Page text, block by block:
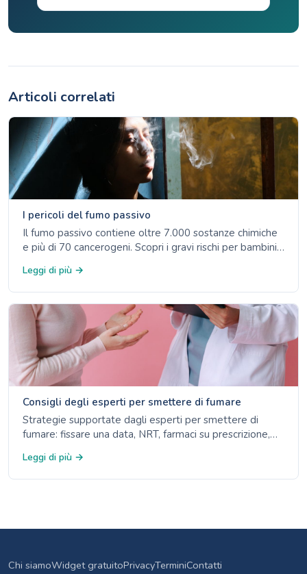
Articoli correlati
I pericoli del fumo passivo
Il fumo passivo contiene oltre 7.000 sostanze chimiche
e più di 70 cancerogeni. Scopri i gravi rischi per bambini,
un livello di esposizione sicuro.
Leggi di più →
Consigli degli esperti per smettere di fumare
Strategie supportate dagli esperti per smettere di
fumare: fissare una data, NRT, farmaci su prescrizione,
basati sulle prove.
Leggi di più →
Chi siamoWidget gratuitoPrivacyTerminiContatti